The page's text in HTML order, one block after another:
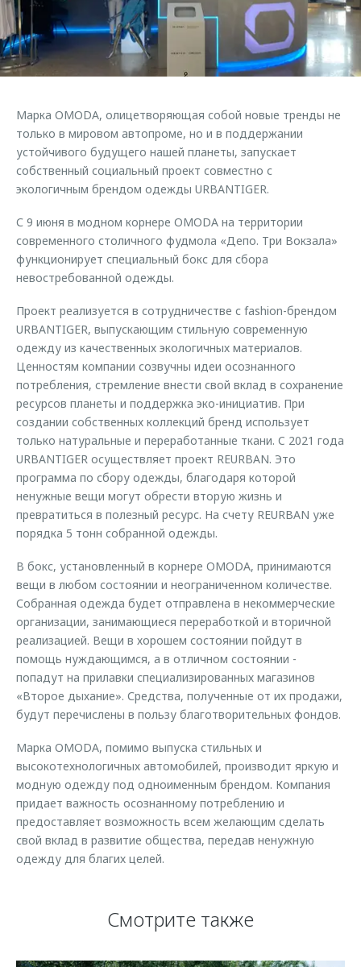
Страхование
Кредитный калькулятор
Аксессуары
Оригинальные аксессуары
Запчасти
Трейд-ин
Клиентская поддержка
O&J Автоклуб
Клуб владельцев OMODA
Аксессуары
Одежда и сувениры
Оригинальные аксессуары
Обратная связь
Марка OMODA, олицетворяющая собой новые тренды не
только в мировом автопроме, но и в поддержании
устойчивого будущего нашей планеты, запускает
собственный социальный проект совместно с
экологичным брендом одежды URBANTIGER.
С 9 июня в модном корнере OMODA на территории
современного столичного фудмола «Депо. Три Вокзала»
функционирует специальный бокс для сбора
невостребованной одежды.
Проект реализуется в сотрудничестве с fashion-брендом
URBANTIGER, выпускающим стильную современную
одежду из качественных экологичных материалов.
Ценностям компании созвучны идеи осознанного
потребления, стремление внести свой вклад в сохранение
ресурсов планеты и поддержка эко-инициатив. При
создании собственных коллекций бренд использует
только натуральные и переработанные ткани. C 2021 года
URBANTIGER осуществляет проект REURBAN. Это
программа по сбору одежды, благодаря которой
ненужные вещи могут обрести вторую жизнь и
превратиться в полезный ресурс. На счету REURBAN уже
порядка 5 тонн собранной одежды.
В бокс, установленный в корнере OMODA, принимаются
вещи в любом состоянии и неограниченном количестве.
Собранная одежда будет отправлена в некоммерческие
организации, занимающиеся переработкой и вторичной
реализацией. Вещи в хорошем состоянии пойдут в
помощь нуждающимся, а в отличном состоянии -
попадут на прилавки специализированных магазинов
«Второе дыхание». Средства, полученные от их продажи,
будут перечислены в пользу благотворительных фондов.
Марка OMODA, помимо выпуска стильных и
высокотехнологичных автомобилей, производит яркую и
модную одежду под одноименным брендом. Компания
придает важность осознанному потреблению и
предоставляет возможность всем желающим сделать
свой вклад в развитие общества, передав ненужную
одежду для благих целей.
Смотрите также